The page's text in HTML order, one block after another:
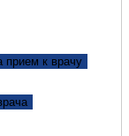
прием к врачу